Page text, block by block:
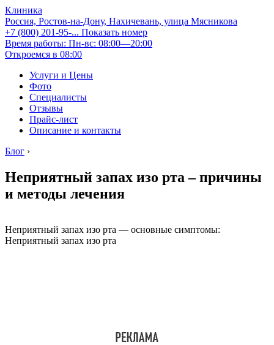
Клиника
Россия, Ростов-на-Дону, Нахичевань, улица Мясникова
+7 (800) 201-95-... Показать номер
Время работы: Пн-вс: 08:00—20:00
Откроемся в 08:00
Услуги и Цены
Фото
Специалисты
Отзывы
Прайс-лист
Описание и контакты
Блог ›
Неприятный запах изо рта – причины
и методы лечения
Неприятный запах изо рта — основные симптомы:
Неприятный запах изо рта